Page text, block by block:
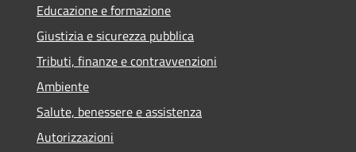
Educazione e formazione
Giustizia e sicurezza pubblica
Tributi, finanze e contravvenzioni
Ambiente
Salute, benessere e assistenza
Autorizzazioni